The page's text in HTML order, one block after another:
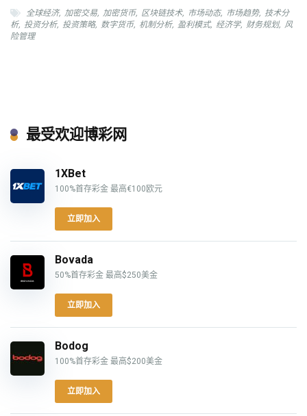
全球经济, 加密交易, 加密货币, 区块链技术, 市场动态, 市场趋势, 技术分
析, 投资分析, 投资策略, 数字货币, 机制分析, 盈利模式, 经济学, 财务规划, 风
险管理
最受欢迎博彩网
1XBet
100%首存彩金 最高€100欧元
立即加入
Bovada
50%首存彩金 最高$250美金
立即加入
Bodog
100%首存彩金 最高$200美金
立即加入